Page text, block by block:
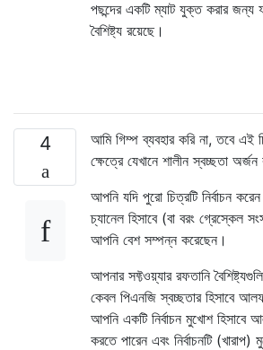
পছন্দের একটি ম্যাট যুক্ত করার জন্য
বৈশিষ্ট্য রয়েছে।
4
আমি গিম্প ব্যবহার করি না, তবে এই
ক্ষেত্রে যেখানে শালীন স্বচ্ছতা
আপনি যদি পুরো চিত্রটি নির্বাচন
চ্যানেল হিসাবে (বা বরং গ্রেস্কেল
আপনি বেশ সম্পন্ন করেছেন।
আপনার সফ্টওয়্যার রফতানি
কেবল পিএনজি স্বচ্ছতার হিসাবে
আপনি একটি নির্বাচন মুখোশ হিসাবে
করতে পারেন এবং নির্বাচনটি (খারাপ)